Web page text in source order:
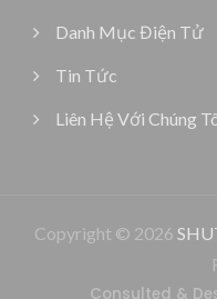
Danh Mục Điện Tử
Tin Tức
Liên Hệ Với Chúng
Copyright © 2026
Consulted &